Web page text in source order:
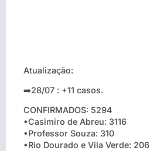
Atualização:
➡️28/07 : +11 casos.
CONFIRMADOS: 5294
•Casimiro de Abreu: 3116
•Professor Souza: 310
•Rio Dourado e Vila Verde: 206